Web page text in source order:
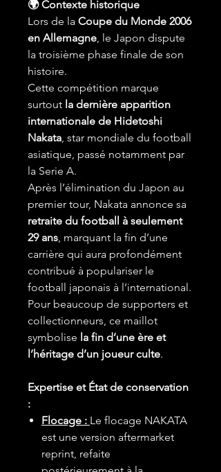
🌍 Contexte historique
Lors de la Coupe du Monde 2006
en Allemagne, le Japon dispute
la troisième phase finale de son
histoire.
Cette compétition marque
surtout la dernière apparition
internationale de Hidetoshi
Nakata, star mondiale du football
asiatique, passé notamment par
la Serie A.
Après l’élimination du Japon au
premier tour, Nakata annonce sa
retraite du football à seulement
29 ans, marquant la fin d’une
carrière qui aura profondément
contribué à populariser le
football japonais à l’international.
Pour beaucoup de supporters et
collectionneurs, ce maillot
symbolise la fin d’une ère et
l’héritage d’un joueur culte.
Expertise et État de conservation
:
Flocage : Le flocage NAKATA
est une version aftermarket
reprint, refaite